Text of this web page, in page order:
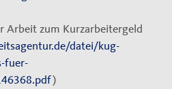
Arbeit zum Kurzarbeitergeld
datei/kug-
fuer-
)